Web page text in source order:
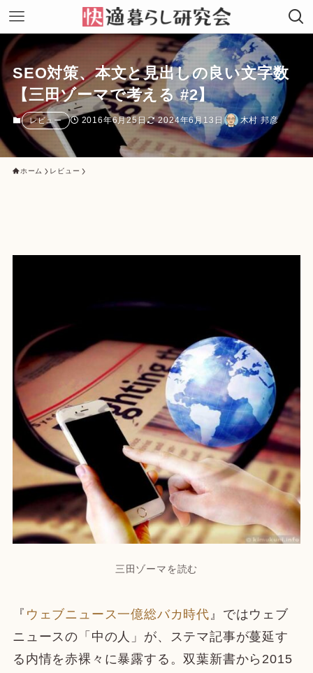
SEO対策、本文と見出しの良い文字数
【三田ゾーマで考える #2】
レビュー 2016年6月25日 2024年6月13日 木村 邦彦
ホーム レビュー
三田ゾーマを読む
『 ウェブニュース一億総バカ時代 』ではウェブ
ニュースの「中の人」が、ステマ記事が蔓延す
る内情を赤裸々に暴露する。双葉新書から2015